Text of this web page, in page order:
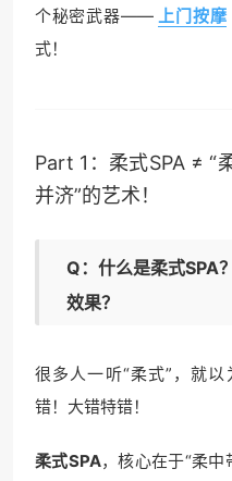
个秘密武器—— 上门按摩
式！
Part 1：柔式SPA ≠ “
并济”的艺术！
Q：什么是柔式SPA
效果？
很多人一听“柔式”，就以
错！大错特错！
柔式SPA，核心在于“柔中